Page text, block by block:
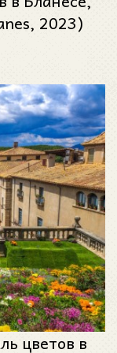
2023)
цветов в